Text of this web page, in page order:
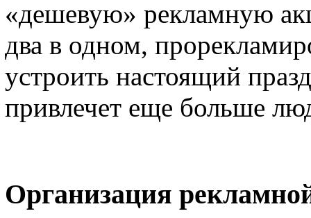
«дешевую» рекламную
два в одном,
устроить настоящий
привлечет еще больше
Организация